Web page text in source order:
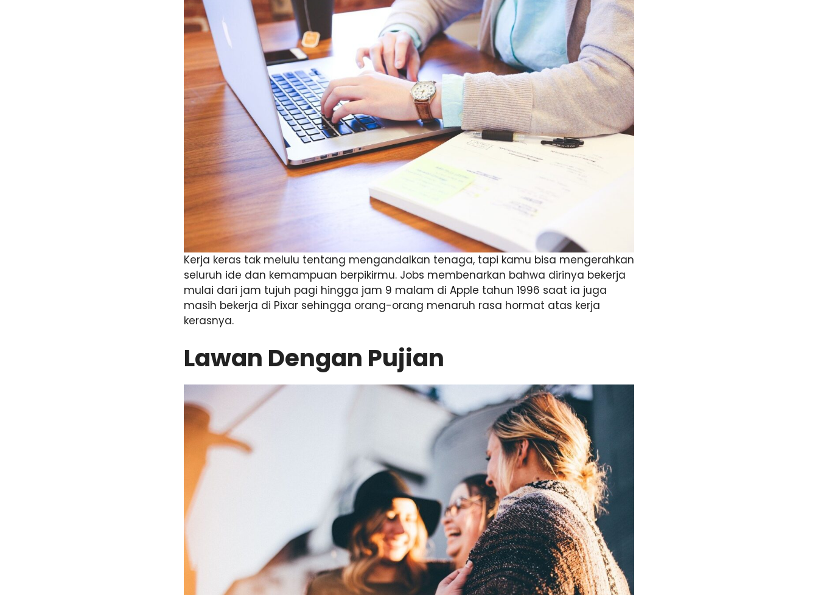
Kerja keras tak melulu tentang mengandalkan tenaga, tapi kamu bisa mengerahkan
seluruh ide dan kemampuan berpikirmu. Jobs membenarkan bahwa dirinya bekerja
mulai dari jam tujuh pagi hingga jam 9 malam di Apple tahun 1996 saat ia juga
masih bekerja di Pixar sehingga orang-orang menaruh rasa hormat atas kerja
kerasnya.
Lawan Dengan Pujian